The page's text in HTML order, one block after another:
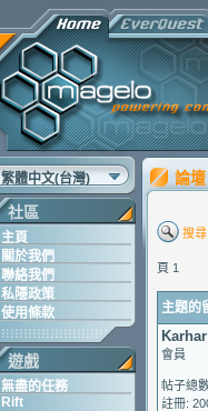
繁體中文(台灣)
社區
主頁
關於我們
聯絡我們
私隱政策
使用條款
遊戲
無盡的任務
Rift
論壇
搜尋
頁 1
主題的
Karhar
會員
帖子總
註冊: